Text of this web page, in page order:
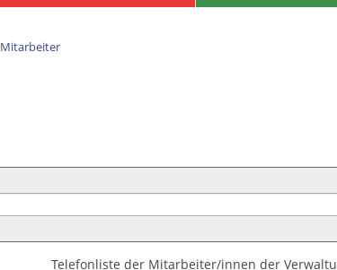
Mitarbeiter
Telefonliste der Mitarbeiter/innen der